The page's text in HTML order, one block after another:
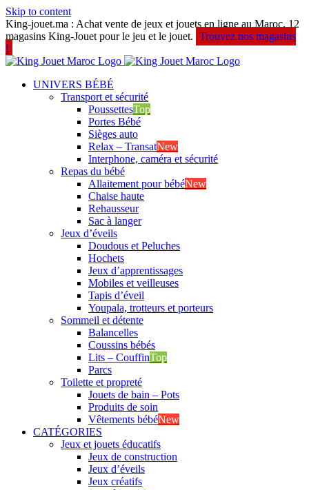
Skip to content
King-jouet.ma : Achat vente de jeux et jouets en ligne au Maroc. 12
magasins King-Jouet pour le jeu et le jouet. Trouvez nos magasins
!
UNIVERS BÉBÉ
Transport et sécurité
PoussettesTop
Portes Bébé
Sièges auto
Relax – TransatNew
Interphone, caméra et sécurité
Repas du bébé
Allaitement pour bébéNew
Chaise haute
Rehausseur
Sac à langer
Jeux d’éveils
Doudous et Peluches
Hochets
Jeux d’apprentissages
Mobiles et veilleuses
Tapis d’éveil
Youpala, trotteurs et porteurs
Sommeil et détente
Balancelles
Coussins bébés
Lits – CouffinTop
Parcs
Toilette et propreté
Jouets de bain – Pots
Produits de soin
Vêtements bébéNew
CATÉGORIES
Jeux et jouets éducatifs
Jeux de construction
Jeux d’éveils
Jeux créatifs